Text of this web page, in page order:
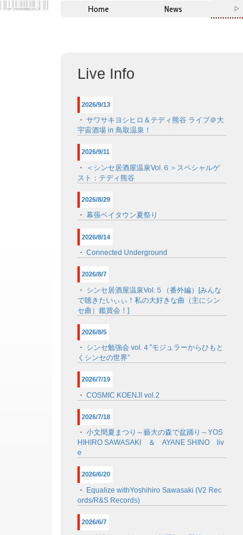
Home News
Live Info
2026/9/13
・ サワサキヨシヒロ＆テディ熊谷 ライブ＠大
宇宙酒場 in 鳥取温泉！
2026/9/11
・
＜シンセ居酒屋温泉Vol.６＞スペシャルゲ
スト：テディ熊谷
2026/8/29
・ 幕張ベイタウン夏祭り
2026/8/14
・ Connected Underground
2026/8/7
・ シンセ居酒屋温泉Vol.５（番外編）[みんな
で聴きたいぃぃ！私の大好きな曲（主にシン
セ曲）鑑賞会！]
2026/8/5
・ シンセ勉強会 vol.４”モジュラーからひもと
くシンセの世界”
2026/7/19
・ COSMIC KOENJI vol.2
2026/7/18
・ 小文間夏まつり～藝大の森で盆踊り～YOS
HIHIRO SAWASAKI ＆ AYANE SHINO liv
e
2026/6/20
・
Equalize withYoshihiro Sawasaki (V2 Rec
ords/R&S Records)
2026/6/7